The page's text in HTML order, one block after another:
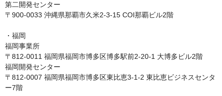
第二開発センター
〒900-0033 沖縄県那覇市久米2-3-15 COI那覇ビル2階
・福岡
福岡事業所
〒812-0011 福岡県福岡市博多区博多駅前2-20-1 大博多ビル2階
福岡開発センター
〒812-0007 福岡県福岡市博多区東比恵3-1-2 東比恵ビジネスセンタ
ー7階